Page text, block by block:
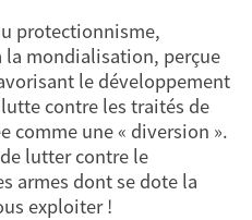
protectionnisme,
la mondialisation, perçue
le développement
contre les traités de
comme une « diversion ».
lutter contre le
armes dont se dote la
exploiter !